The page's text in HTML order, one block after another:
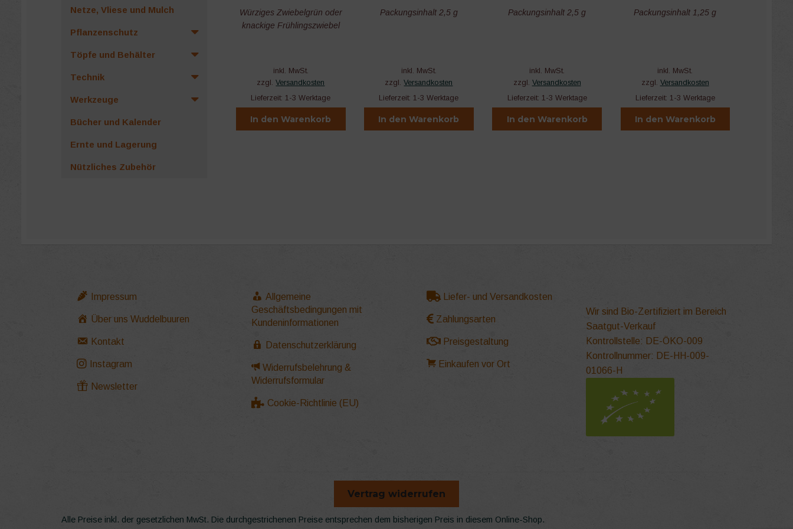
Würziges Zwiebelgrün oder
knackige Frühlingszwiebel
inkl. MwSt.
zzgl.Versandkosten
Lieferzeit: 1-3 Werktage
In den Warenkorb
Packungsinhalt 2,5 g
inkl. MwSt.
zzgl.Versandkosten
Lieferzeit: 1-3 Werktage
In den Warenkorb
Packungsinhalt 2,5 g
inkl. MwSt.
zzgl. Versandkosten
Lieferzeit: 1-3 Werktage
In den Warenkorb
Packungsinhalt 1,25 g
inkl. MwSt.
zzgl. Versandkosten
Lieferzeit: 1-3 Werktage
In den Warenkorb
Netze, Vliese und Mulch
Pflanzenschutz
Töpfe und Behälter
Technik
Werkzeuge
Bücher und Kalender
Ernte und Lagerung
Nützliches Zubehör
Impressum
Über uns Wuddelbuuren
Kontakt
Instagram
Newsletter
Allgemeine
Geschäftsbedingungen mit
Kundeninformationen
Datenschutzerklärung
Widerrufsbelehrung &
Widerrufsformular
Cookie-Richtlinie (EU)
Liefer- und Versandkosten
Zahlungsarten
Preisgestaltung
Einkaufen vor Ort
Wir sind Bio-Zertifiziert im Bereich
Saatgut-Verkauf
Kontrollstelle: DE-ÖKO-009
Kontrollnummer: DE-HH-009-
01066-H
Vertrag widerrufen
Alle Preise inkl. der gesetzlichen MwSt. Die durchgestrichenen Preise entsprechen dem bisherigen Preis in diesem Online-Shop.